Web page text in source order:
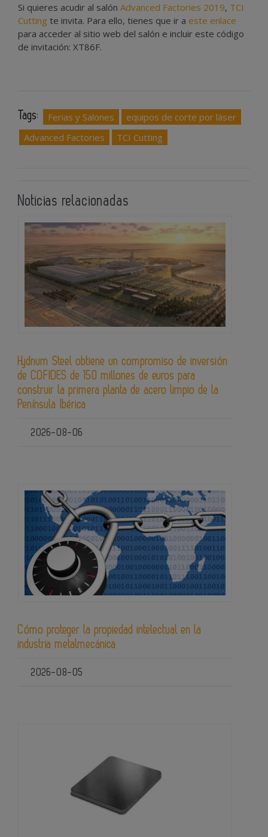
Si quieres acudir al salón Advanced Factories 2019, TCI
Cutting te invita. Para ello, tienes que ir a este enlace
para acceder al sitio web del salón e incluir este código
de invitación: XT86F.
Tags: Ferias y Salones
equipos de corte por láser
Advanced Factories
TCI Cutting
Noticias relacionadas
Hydnum Steel obtiene un compromiso de inversión
de COFIDES de 150 millones de euros para
construir la primera planta de acero limpio de la
Península Ibérica
2026-08-06
Cómo proteger la propiedad intelectual en la
industria metalmecánica
2026-08-05